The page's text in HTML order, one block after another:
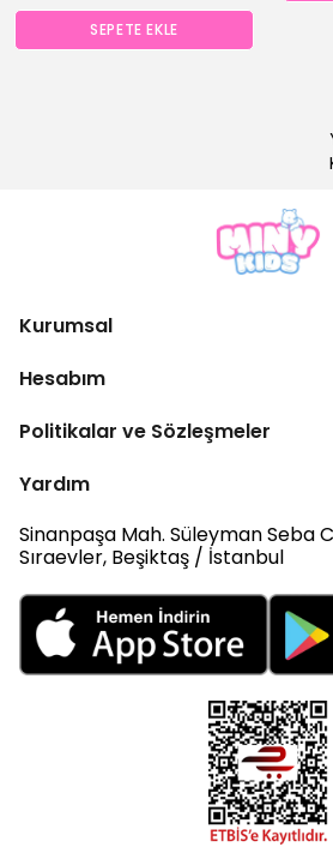
SEPETE EKLE
Kurumsal
Hesabım
Politikalar ve Sözleşmeler
Yardım
Sinanpaşa Mah. Süleyman Seba
Sıraevler, Beşiktaş / İstanbul